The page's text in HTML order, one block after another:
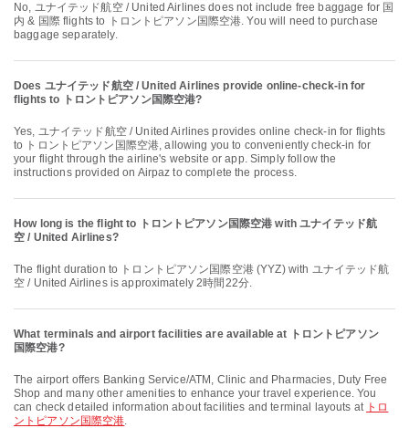
No, ユナイテッド航空 / United Airlines does not include free baggage for 国
内 & 国際 flights to トロントピアソン国際空港. You will need to purchase
baggage separately.
Does ユナイテッド航空 / United Airlines provide online-check-in for
flights to トロントピアソン国際空港?
Yes, ユナイテッド航空 / United Airlines provides online check-in for flights
to トロントピアソン国際空港, allowing you to conveniently check-in for
your flight through the airline's website or app. Simply follow the
instructions provided on Airpaz to complete the process.
How long is the flight to トロントピアソン国際空港 with ユナイテッド航
空 / United Airlines?
The flight duration to トロントピアソン国際空港 (YYZ) with ユナイテッド航
空 / United Airlines is approximately 2時間22分.
What terminals and airport facilities are available at トロントピアソン
国際空港?
The airport offers Banking Service/ATM, Clinic and Pharmacies, Duty Free
Shop and many other amenities to enhance your travel experience. You
can check detailed information about facilities and terminal layouts at トロ
ントピアソン国際空港.